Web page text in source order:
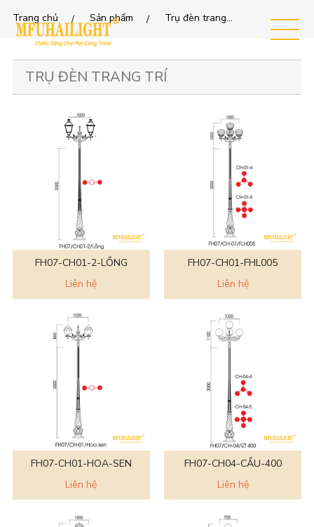
MEN
Trang chủ Sản phẩm Trụ đèn trang trí
TRỤ ĐÈN TRANG TRÍ
FH07-CH01-2-LỒNG
Liên hệ
FH07-CH01-FHL005
Liên hệ
FH07-CH01-HOA-SEN
Liên hệ
FH07-CH04-CẦU-400
Liên hệ